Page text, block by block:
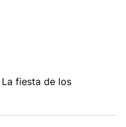
La fiesta de los